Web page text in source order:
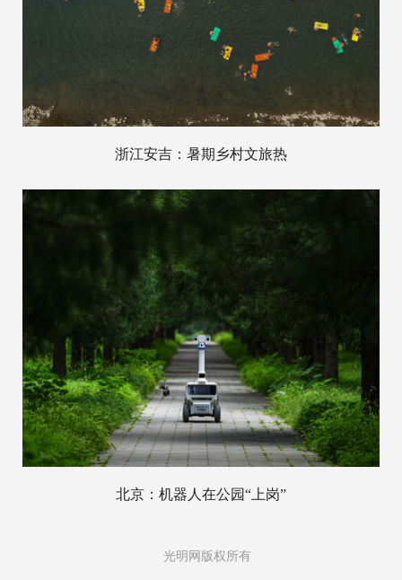
浙江安吉：暑期乡村文旅热
北京：机器人在公园“上岗”
光明网版权所有